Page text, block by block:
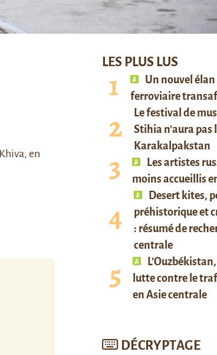
Khiva, en
LES PLUS LUS
Un nouvel
ferroviaire
Le festival de
Stihia n’aura pas
Karakalpakstan
Les artistes
moins accueillis
Desert kites,
préhistorique et
: résumé de
centrale
lutte contre le
en Asie centrale
DÉCRYPTAGE